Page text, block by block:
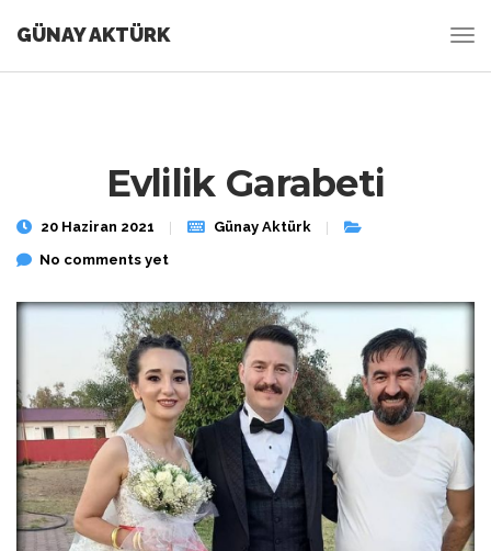
GÜNAY AKTÜRK
Evlilik Garabeti
20 Haziran 2021
Günay Aktürk
No comments yet